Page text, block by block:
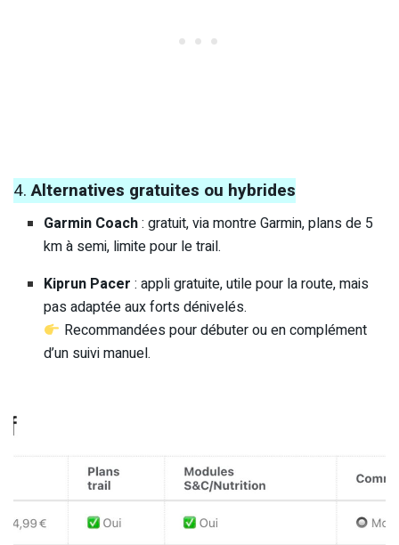
4.Alternatives gratuites ou hybrides
Garmin Coach: gratuit, via montre Garmin, plans de 5
km à semi, limite pour le trail.
Kiprun Pacer : appli gratuite, utile pour la route, mais
pas adaptée aux forts dénivelés.
Recommandées pour débuter ou en complément
d’un suivi manuel.